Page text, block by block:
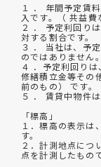
１ ． 年間予定賃
入です。（ 共益費
２ ． 予定利回り
対する割合です。
３ ． 当社は、予
のではありません。
４ ．予定利回り
修繕積立金等その
前のもの） です。
５ ． 賃貸中物件
「標高」
１．標高の表示は
す。
２．計測地点につ
点を計測したもの